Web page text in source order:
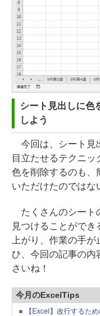
シート見出しに色
しよう
今回は、シート見
目立たせるテクニ
色を削除するのも、
いただけたのではな
たくさんのシート
見つけることがで
上がり、作業の手
ひ、今回の記事の内
さいね！
今月のExcelTips
【Excel】改行するた